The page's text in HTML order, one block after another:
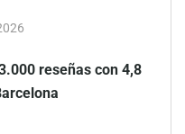
reseñas con 4,8